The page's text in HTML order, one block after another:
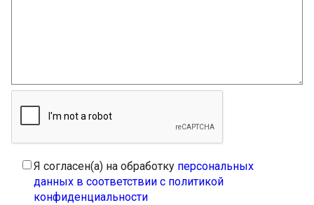
Я согласен(а) на обработку персональных
данных в соответствии с политикой
конфиденциальности